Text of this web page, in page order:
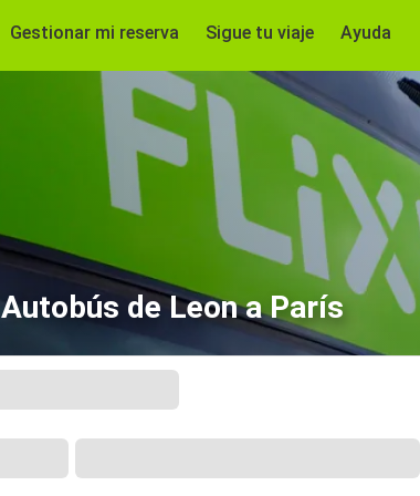
Gestionar mi reserva Sigue tu viaje Ayuda
Autobús de Leon a París